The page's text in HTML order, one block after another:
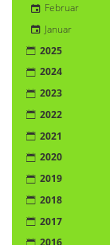
Februar
Januar
2025
2024
2023
2022
2021
2020
2019
2018
2017